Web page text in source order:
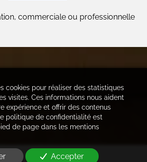
commerciale ou professionnelle
cookies pour réaliser des statistiques
visites. Ces informations nous aident
expérience et offrir des contenus
politique de confidentialité est
de page dans les mentions
Accepter